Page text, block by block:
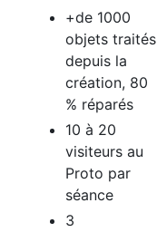
+de 1000
objets traités
depuis la
création, 80
% réparés
10 à 20
visiteurs au
Proto par
séance
3